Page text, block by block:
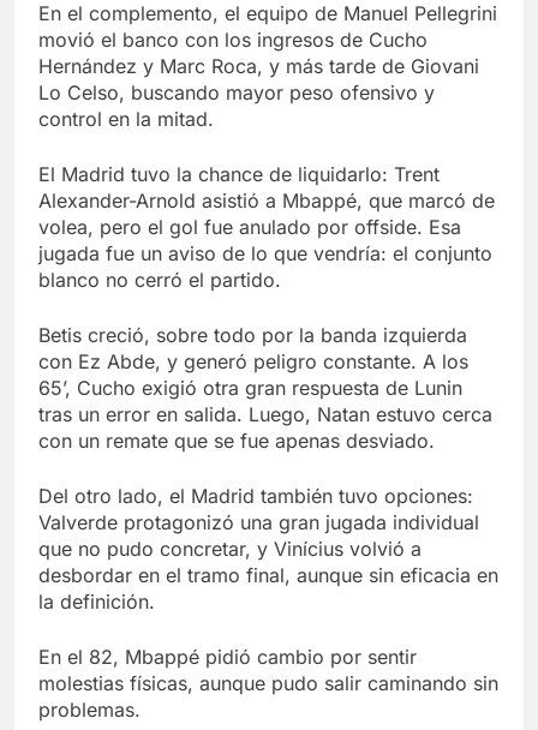
En el complemento, el equipo de Manuel Pellegrini
movió el banco con los ingresos de Cucho
Hernández y Marc Roca, y más tarde de Giovani
Lo Celso, buscando mayor peso ofensivo y
control en la mitad.
El Madrid tuvo la chance de liquidarlo: Trent
Alexander-Arnold asistió a Mbappé, que marcó de
volea, pero el gol fue anulado por offside. Esa
jugada fue un aviso de lo que vendría: el conjunto
blanco no cerró el partido.
Betis creció, sobre todo por la banda izquierda
con Ez Abde, y generó peligro constante. A los
65’, Cucho exigió otra gran respuesta de Lunin
tras un error en salida. Luego, Natan estuvo cerca
con un remate que se fue apenas desviado.
Del otro lado, el Madrid también tuvo opciones:
Valverde protagonizó una gran jugada individual
que no pudo concretar, y Vinícius volvió a
desbordar en el tramo final, aunque sin eficacia en
la definición.
En el 82, Mbappé pidió cambio por sentir
molestias físicas, aunque pudo salir caminando sin
problemas.